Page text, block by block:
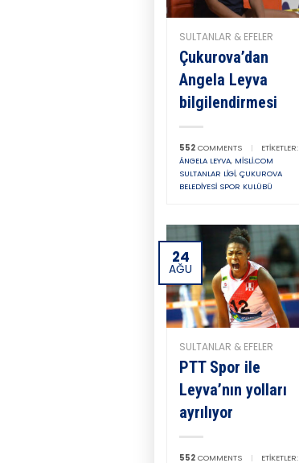
SULTANLAR & EFELER
Çukurova’dan
Angela Leyva
bilgilendirmesi
552 COMMENTS |
ETIKETLER:
ÁNGELA LEYVA, MISLI.COM
SULTANLAR LIGI, ÇUKUROVA
BELEDIYESI SPOR KULÜBÜ
24
AĞU
SULTANLAR & EFELER
PTT Spor ile
Leyva’nın yolları
ayrılıyor
552 COMMENTS | ETIKETLER: